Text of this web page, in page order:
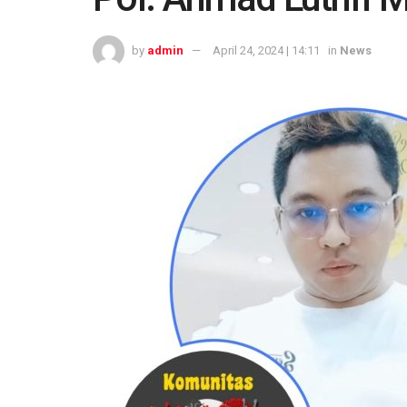
by admin April 24, 2024 | 14:11 in News